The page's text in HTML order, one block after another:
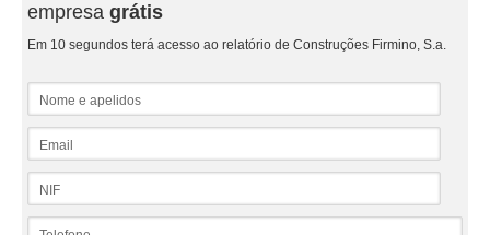
empresa grátis
Em 10 segundos terá acesso ao relatório de Construções Firmino, S.a.